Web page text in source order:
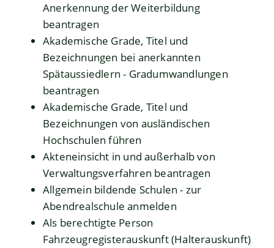
Anerkennung der Weiterbildung
beantragen
Akademische Grade, Titel und
Bezeichnungen bei anerkannten
Spätaussiedlern - Gradumwandlungen
beantragen
Akademische Grade, Titel und
Bezeichnungen von ausländischen
Hochschulen führen
Akteneinsicht in und außerhalb von
Verwaltungsverfahren beantragen
Allgemein bildende Schulen - zur
Abendrealschule anmelden
Als berechtigte Person
Fahrzeugregisterauskunft (Halterauskunft)